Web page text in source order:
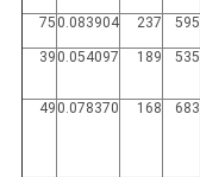
595
237
0.083904
75
535
189
0.054097
39
683
168
0.078370
49